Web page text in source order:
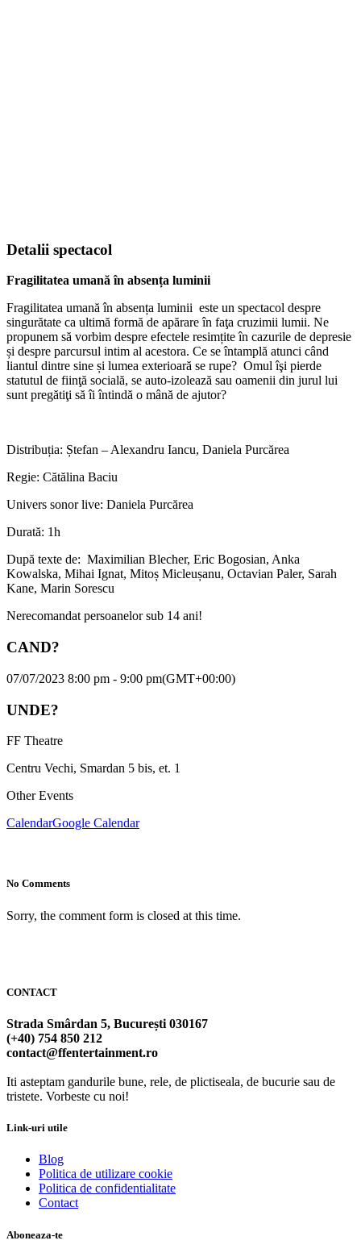
Detalii spectacol
Fragilitatea umană în absența luminii
Fragilitatea umană în absența luminii este un spectacol despre
singurătate ca ultimă formă de apărare în faţa cruzimii lumii. Ne
propunem să vorbim despre efectele resimțite în cazurile de depresie
și despre parcursul intim al acestora. Ce se întamplă atunci când
liantul dintre sine și lumea exterioară se rupe? Omul îşi pierde
statutul de fiinţă socială, se auto-izolează sau oamenii din jurul lui
sunt pregătiţi să îi întindă o mână de ajutor?
Distribuția: Ștefan – Alexandru Iancu, Daniela Purcărea
Regie: Cătălina Baciu
Univers sonor live: Daniela Purcărea
Durată: 1h
După texte de: Maximilian Blecher, Eric Bogosian, Anka
Kowalska, Mihai Ignat, Mitoș Micleușanu, Octavian Paler, Sarah
Kane, Marin Sorescu
Nerecomandat persoanelor sub 14 ani!
CAND?
07/07/2023 8:00 pm - 9:00 pm(GMT+00:00)
UNDE?
FF Theatre
Centru Vechi, Smardan 5 bis, et. 1
Other Events
CalendarGoogle Calendar
No Comments
Sorry, the comment form is closed at this time.
CONTACT
Strada Smârdan 5, București 030167
(+40) 754 850 212
contact@ffentertainment.ro
Iti asteptam gandurile bune, rele, de plictiseala, de bucurie sau de
tristete. Vorbeste cu noi!
Link-uri utile
Blog
Politica de utilizare cookie
Politica de confidentialitate
Contact
Aboneaza-te